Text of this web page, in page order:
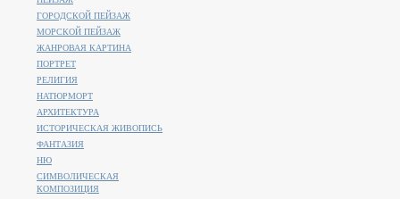
ГОРОДСКОЙ ПЕЙЗАЖ
МОРСКОЙ ПЕЙЗАЖ
ЖАНРОВАЯ КАРТИНА
ПОРТРЕТ
РЕЛИГИЯ
НАТЮРМОРТ
АРХИТЕКТУРА
ИСТОРИЧЕСКАЯ ЖИВОПИСЬ
ФАНТАЗИЯ
НЮ
СИМВОЛИЧЕСКАЯ
КОМПОЗИЦИЯ